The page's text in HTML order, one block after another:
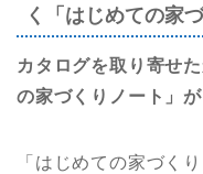
く「はじめての家
カタログを取り寄せ
の家づくりノート」
「はじめての家づく